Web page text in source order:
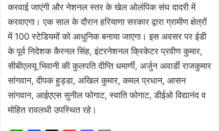
करवाई जाएंगी और नेशनल स्तर के खेल ओलंपिक संघ दादरी में
करवाएगा। एक साल के दौरान हरियाणा सरकार द्वारा ग्रामीण क्षेत्रों
में 100 स्टेडियमों को आधुनिक बनाया जाएगा। इस अवसर पर ईडी
के पूर्व निदेशक कैरनल सिंह, इंटरनेशनल क्रिकेटर प्रवीण कुमार,
सीबीएलयू भिवानी की कुलपति दीप्ति धमार्णी, अर्जुन अवार्डी राजकुमार
सांगवान, दीपक हुड्डा, अखिल कुमार, कमल प्रधान, आसन
सांगवान, आईएएस सुनील फोगाट, स्वाति फोगाट, डीईओ विद्यानंद व
मोहित रावलधी उपस्थित रहे।